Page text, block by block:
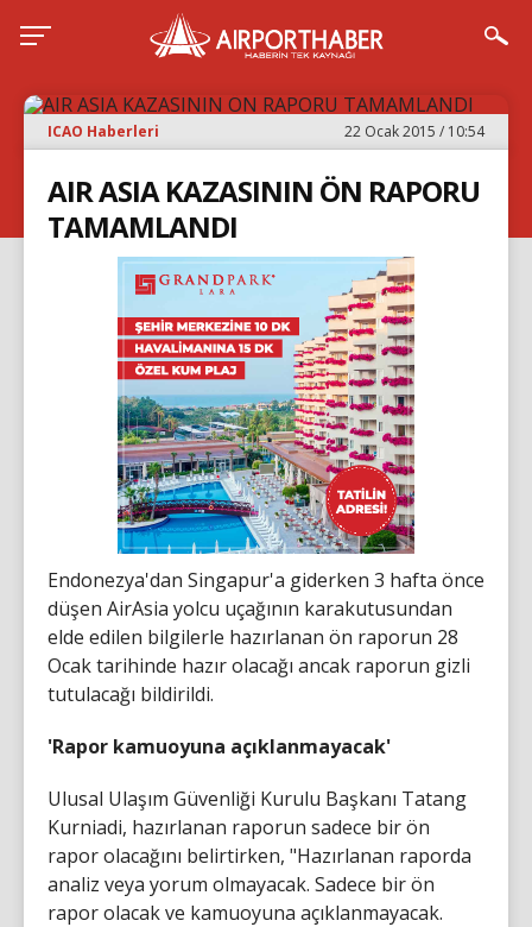
ICAO Haberleri 22 Ocak 2015 / 10:54
AIR ASIA KAZASININ ÖN RAPORU
TAMAMLANDI
Endonezya'dan Singapur'a giderken 3 hafta önce
düşen AirAsia yolcu uçağının karakutusundan
elde edilen bilgilerle hazırlanan ön raporun 28
Ocak tarihinde hazır olacağı ancak raporun gizli
tutulacağı bildirildi.
'Rapor kamuoyuna açıklanmayacak'
Ulusal Ulaşım Güvenliği Kurulu Başkanı Tatang
Kurniadi, hazırlanan raporun sadece bir ön
rapor olacağını belirtirken, "Hazırlanan raporda
analiz veya yorum olmayacak. Sadece bir ön
rapor olacak ve kamuoyuna açıklanmayacak.